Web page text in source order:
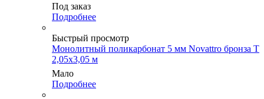
Под заказ
Подробнее
Быстрый просмотр
Монолитный поликарбонат 5 мм Novattro бронза Т
2,05х3,05 м
Мало
Подробнее